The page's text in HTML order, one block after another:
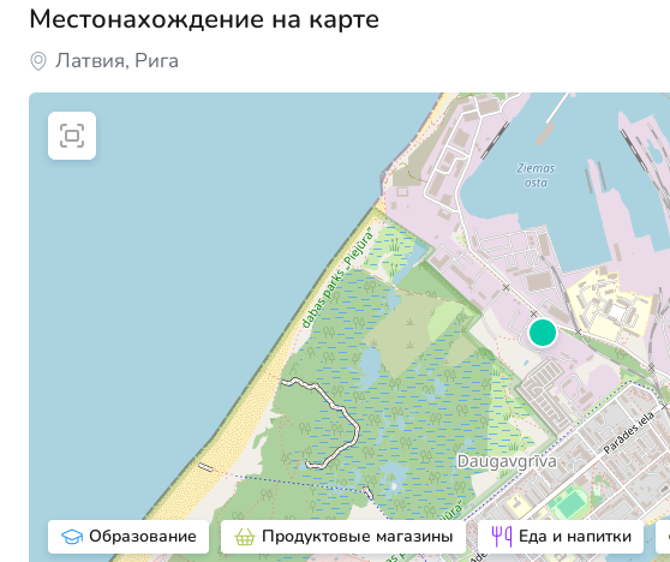
Местонахождение на карте
Латвия, Рига
Образование Продуктовые магазины Еда и напитки